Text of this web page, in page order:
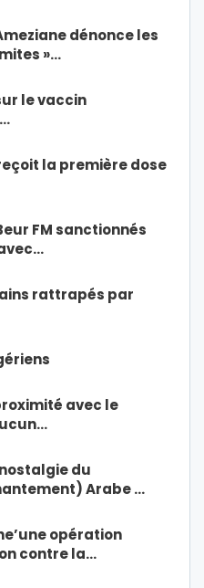
dénonce les
»…
le vaccin
la première dose
FM sanctionnés
rattrapés par
avec le
du
Arabe …
opération
contre la…